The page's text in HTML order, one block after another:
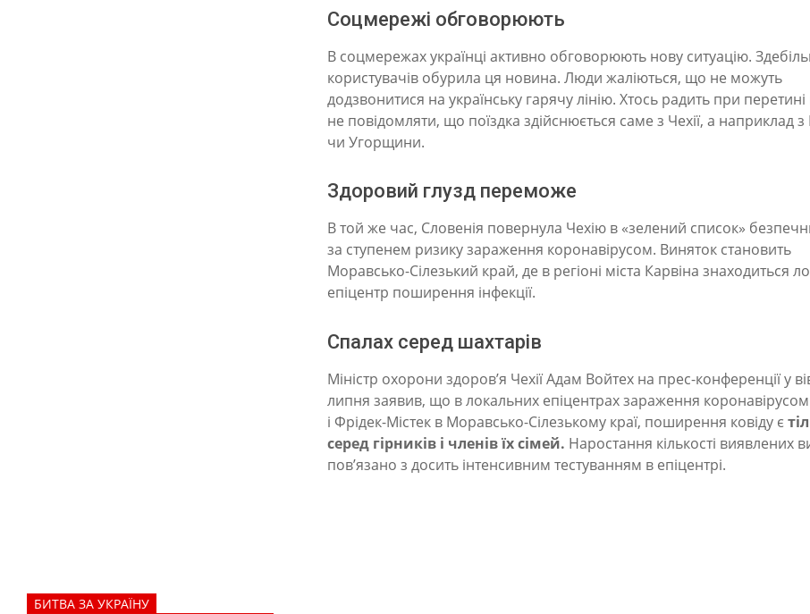
л
а
Ч
е
х
ю
в
“
ч
р
в
о
н
у
Соцмережі обговорюють
В соцмережах українці активно обговорюють нову ситуацію.
користувачів обурила ця новина. Люди жаліються, що не можуть
додзвонитися на українську гарячу лінію. Хтось радить при
не повідомляти, що поїздка здійснюється саме з Чехії, а наприклад
чи Угорщини.
Здоровий глузд переможе
В той же час, Словенія повернула Чехію в «зелений список»
за ступенем ризику зараження коронавірусом. Виняток становить
Моравсько-Сілезький край, де в регіоні міста Карвіна знаходиться
епіцентр поширення інфекції.
Спалах серед шахтарів
Міністр охорони здоров’я Чехії Адам Войтех на прес-конференції у
липня заявив, що в локальних епіцентрах зараження коронавірусом
і Фрідек-Містек в Моравсько-Сілезькому краї, поширення ковіду є
серед гірників і членів їх сімей. Наростання кількості виявлених
пов’язано з досить інтенсивним тестуванням в епіцентрі.
БИТВА ЗА УКРАЇНУ